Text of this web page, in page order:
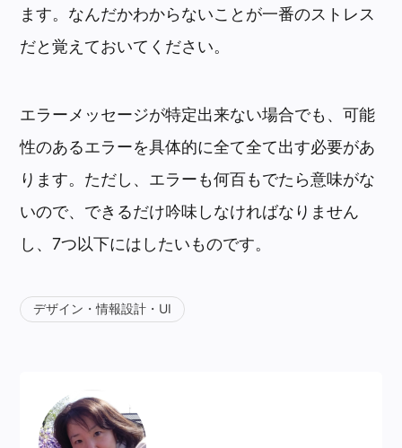
ます。なんだかわからないことが一番のストレス
だと覚えておいてください。
エラーメッセージが特定出来ない場合でも、可能
性のあるエラーを具体的に全て全て出す必要があ
ります。ただし、エラーも何百もでたら意味がな
いので、できるだけ吟味しなければなりません
し、7つ以下にはしたいものです。
デザイン・情報設計・UI